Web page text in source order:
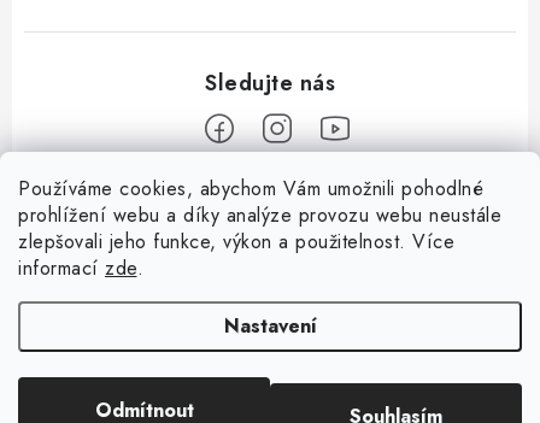
Používáme cookies, abychom Vám umožnili pohodlné
prohlížení webu a díky analýze provozu webu neustále
zlepšovali jeho funkce, výkon a použitelnost. Více
informací zde.
Nastavení
Odmítnout Souhlasím
Informace pro vás
Dopravné
Kontaktujte nás
Tipy na tvoření
Jutový Mikuláš, anděl a čert - perfektní zábava pro děti
Copyright 2026CENTROFLOR, s.r.o. . Všechna práva vyhrazena.